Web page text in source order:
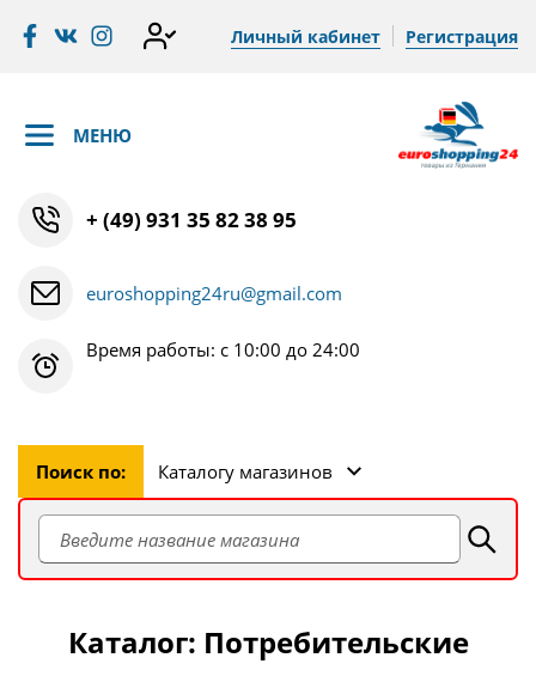
Личный кабинет Регистрация
МЕНЮ
+ (49) 931 35 82 38 95
euroshopping24ru@gmail.com
Время работы: с 10:00 до 24:00
Поиск по: Каталогу магазинов
Каталог: Потребительские